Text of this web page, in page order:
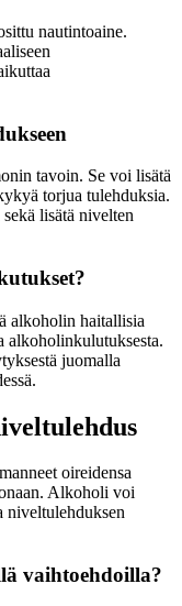
nautintoaine.
tavoin. Se voi lisätä
torjua tulehduksia.
lisätä nivelten
alkoholin haitallisia
alkoholinkulutuksesta.
juomalla
oireidensa
Alkoholi voi
niveltulehduksen
vaihtoehdoilla?